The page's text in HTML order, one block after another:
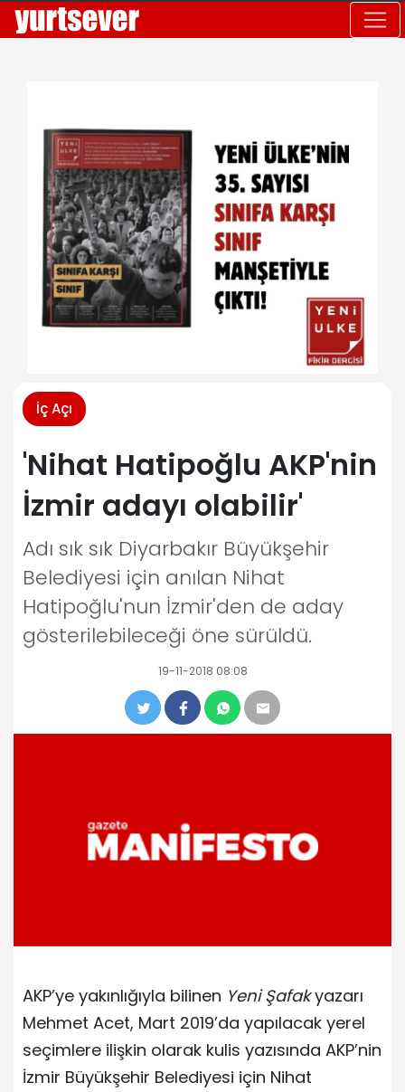
İç Açı
'Nihat Hatipoğlu AKP'nin
İzmir adayı olabilir'
Adı sık sık Diyarbakır Büyükşehir
Belediyesi için anılan Nihat
Hatipoğlu'nun İzmir'den de aday
gösterilebileceği öne sürüldü.
19-11-2018 08:08
AKP’ye yakınlığıyla bilinen Yeni Şafakyazarı
Mehmet Acet, Mart 2019’da yapılacak yerel
seçimlere ilişkin olarak kulis yazısında AKP’nin
İzmir Büyükşehir Belediyesi için Nihat